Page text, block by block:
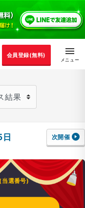
会員登録(無料)
次開催
当選番号)